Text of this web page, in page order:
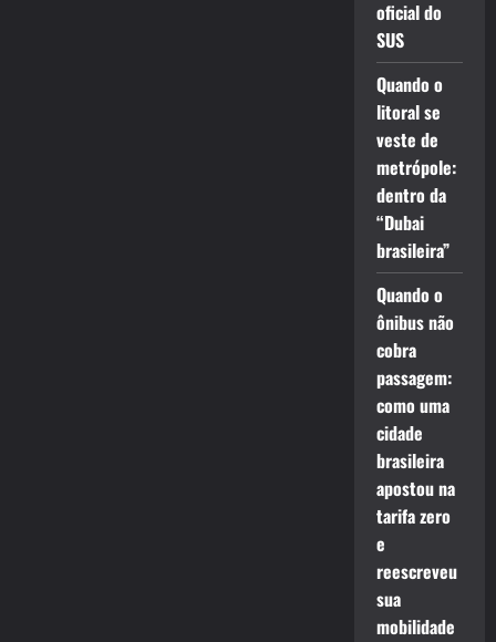
oficial do
SUS
Quando o
litoral se
veste de
metrópole:
dentro da
“Dubai
brasileira”
Quando o
ônibus não
cobra
passagem:
como uma
cidade
brasileira
apostou na
tarifa zero
e
reescreveu
sua
mobilidade